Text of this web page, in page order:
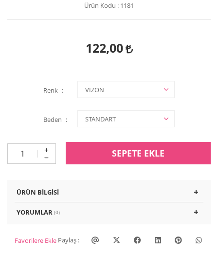
Ürün Kodu : 1181
122,00
Renk
Beden
SEPETE EKLE
ÜRÜN BILGISI
YORUMLAR (0)
Favorilere Ekle Paylaş :